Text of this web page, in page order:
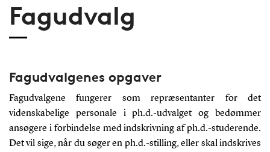
Fagudvalg
Fagudvalgenes opgaver
Fagudvalgene fungerer som repræsentanter for det
videnskabelige personale i ph.d.-udvalget og bedømmer
ansøgere i forbindelse med indskrivning af ph.d.-studerende.
Det vil sige, når du søger en ph.d.-stilling, eller skal indskrives